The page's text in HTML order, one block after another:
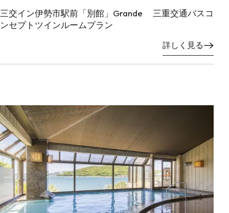
三交イン伊勢市駅前「別館」Grande 三重交通バスコ
ンセプトツインルームプラン
詳しく見る